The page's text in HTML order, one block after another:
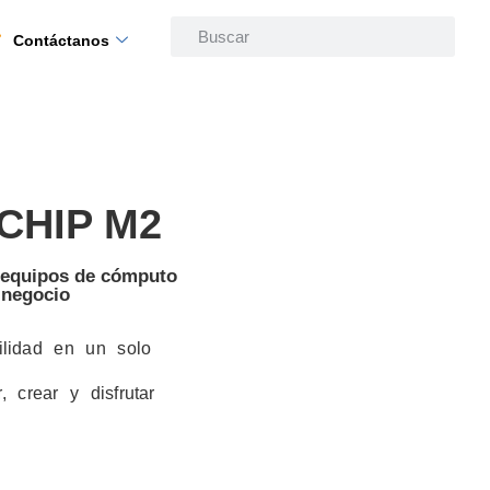
Contáctanos
M2
de cómputo
en un solo
crear y disfrutar